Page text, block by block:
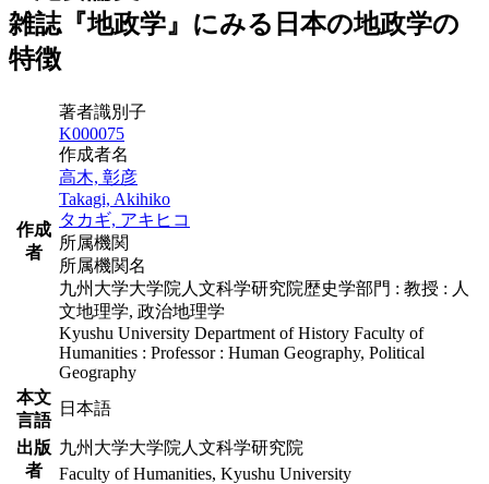
雑誌『地政学』にみる日本の地政学の
特徴
作成
者
著者識別子
K000075
作成者名
高木, 彰彦
Takagi, Akihiko
タカギ, アキヒコ
所属機関
所属機関名
九州大学大学院人文科学研究院歴史学部門 : 教授 : 人
文地理学, 政治地理学
Kyushu University Department of History Faculty of
Humanities : Professor : Human Geography, Political
Geography
本文
言語
日本語
出版
者
九州大学大学院人文科学研究院
Faculty of Humanities, Kyushu University